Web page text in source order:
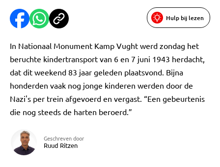
Hulp bij lezen
In Nationaal Monument Kamp Vught werd zondag het
beruchte kindertransport van 6 en 7 juni 1943 herdacht,
dat dit weekend 83 jaar geleden plaatsvond. Bijna
honderden vaak nog jonge kinderen werden door de
Nazi's per trein afgevoerd en vergast. “Een gebeurtenis
die nog steeds de harten beroerd.”
Geschreven door
Ruud Ritzen